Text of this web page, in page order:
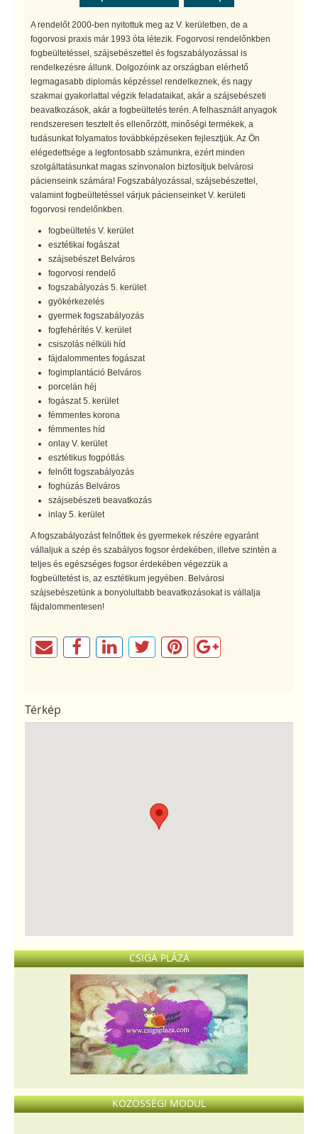
A rendelőt 2000-ben nyitottuk meg az V. kerületben, de a
fogorvosi praxis már 1993 óta létezik. Fogorvosi rendelőnkben
fogbeültetéssel, szájsebészettel és fogszabályozással is
rendelkezésre állunk. Dolgozóink az országban elérhető
legmagasabb diplomás képzéssel rendelkeznek, és nagy
szakmai gyakorlattal végzik feladataikat, akár a szájsebészeti
beavatkozások, akár a fogbeültetés terén. A felhasznált anyagok
rendszeresen tesztelt és ellenőrzött, minőségi termékek, a
tudásunkat folyamatos továbbképzéseken fejlesztjük. Az Ön
elégedettsége a legfontosabb számunkra, ezért minden
szolgáltatásunkat magas színvonalon biztosítjuk belvárosi
pácienseink számára! Fogszabályozással, szájsebészettel,
valamint fogbeültetéssel várjuk pácienseinket V. kerületi
fogorvosi rendelőnkben.
fogbeültetés V. kerület
esztétikai fogászat
szájsebészet Belváros
fogorvosi rendelő
fogszabályozás 5. kerület
gyökérkezelés
gyermek fogszabályozás
fogfehérítés V. kerület
csiszolás nélküli híd
fájdalommentes fogászat
fogimplantáció Belváros
porcelán héj
fogászat 5. kerület
fémmentes korona
fémmentes híd
onlay V. kerület
esztétikus fogpótlás
felnőtt fogszabályozás
foghúzás Belváros
szájsebészeti beavatkozás
inlay 5. kerület
A fogszabályozást felnőttek és gyermekek részére egyaránt
vállaljuk a szép és szabályos fogsor érdekében, illetve szintén a
teljes és egészséges fogsor érdekében végezzük a
fogbeültetést is, az esztétikum jegyében. Belvárosi
szájsebészetünk a bonyolultabb beavatkozásokat is vállalja
fájdalommentesen!
Térkép
CSIGA PLÁZA
KÖZÖSSÉGI MODUL